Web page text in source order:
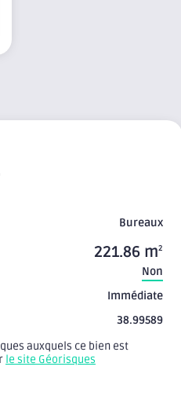
Bureaux
221.86 m2
Non
Immédiate
38.99589
auxquels ce bien est
le site Géorisques